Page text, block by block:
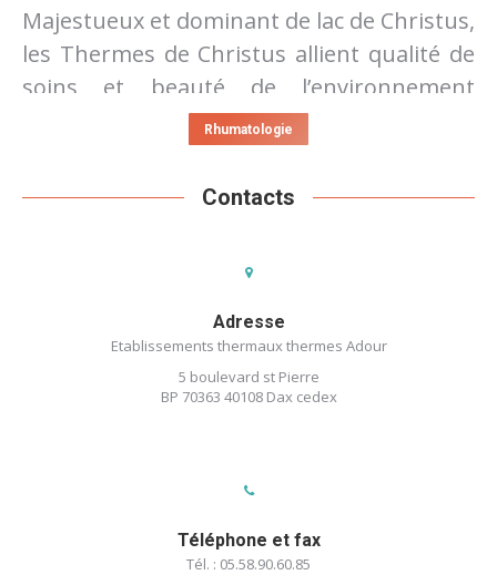
Majestueux et dominant de lac de Christus,
les Thermes de Christus allient qualité de
soins et beauté de l’environnement
169 chambres avec douche ou baignoire et
équipée – Restaurant Bar avec animations
Rhumatologie
Contacts
Adresse
Etablissements thermaux thermes Adour
5 boulevard st Pierre
BP 70363 40108 Dax cedex
Téléphone et fax
Tél. : 05.58.90.60.85